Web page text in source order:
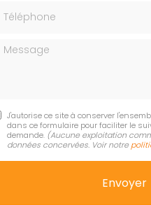
Message
J'autorise ce site à conserver
dans ce formulaire pour faciliter le
demande. (Aucune exploitation
données concervées. Voir notre